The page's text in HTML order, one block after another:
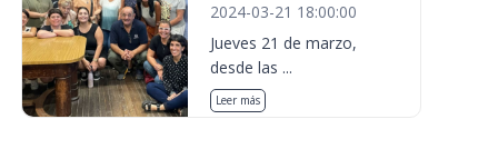
2024-03-21 18:00:00
Jueves 21 de marzo,
desde las ...
Leer más